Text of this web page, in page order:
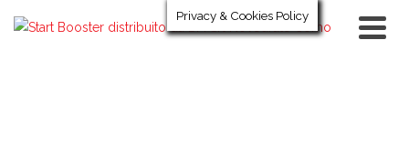
Privacy & Cookies Policy